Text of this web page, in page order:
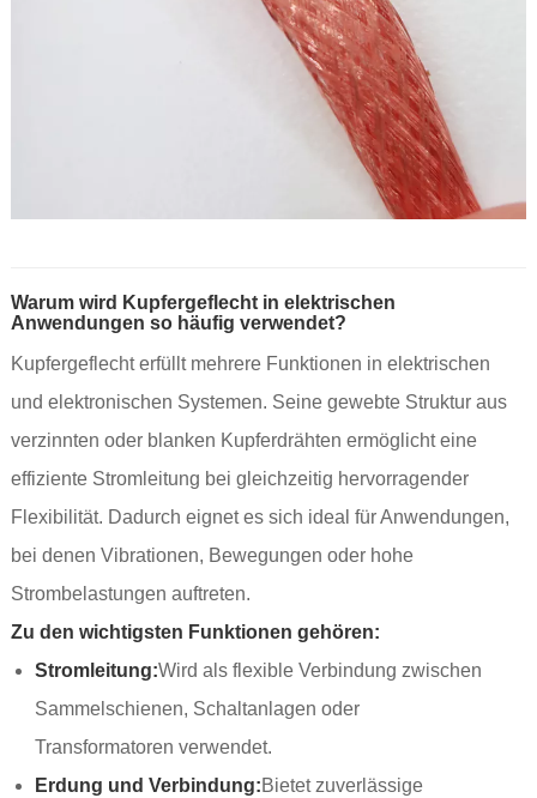
Warum wird Kupfergeflecht in elektrischen
Anwendungen so häufig verwendet?
Kupfergeflecht erfüllt mehrere Funktionen in elektrischen
und elektronischen Systemen. Seine gewebte Struktur aus
verzinnten oder blanken Kupferdrähten ermöglicht eine
effiziente Stromleitung bei gleichzeitig hervorragender
Flexibilität. Dadurch eignet es sich ideal für Anwendungen,
bei denen Vibrationen, Bewegungen oder hohe
Strombelastungen auftreten.
Zu den wichtigsten Funktionen gehören:
Stromleitung:Wird als flexible Verbindung zwischen
Sammelschienen, Schaltanlagen oder
Transformatoren verwendet.
Erdung und Verbindung:Bietet zuverlässige